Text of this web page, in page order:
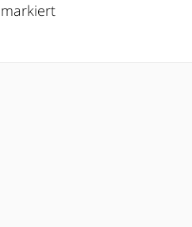
markiert